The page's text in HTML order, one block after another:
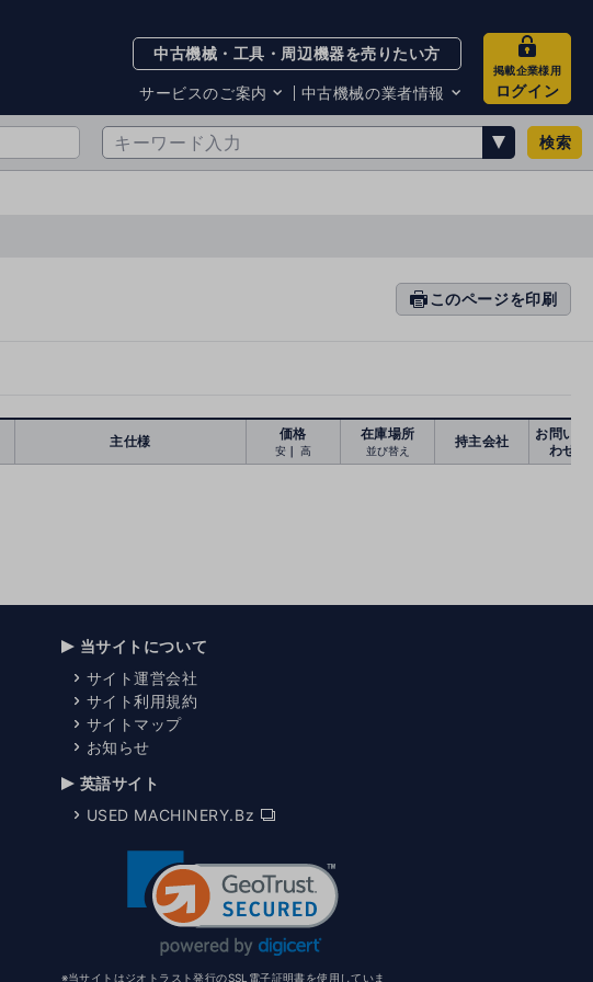
中古機械・工具・周辺機器を売りたい方
サービスのご案内
サービスのご案内
お知らせ
中古機械の業者情報
買取・査定業者リスト
掲載企業様用
ログイン
検索
prin このページを印刷
主仕様 価格
安 ｜ 高
在庫場所
並び替え
持主会社
お問い合
わせ
当サイトについて
サイト運営会社
サイト利用規約
サイトマップ
お知らせ
英語サイト
USED MACHINERY.Bz
※当サイトはジオトラスト発行のSSL電子証明書を使用していま